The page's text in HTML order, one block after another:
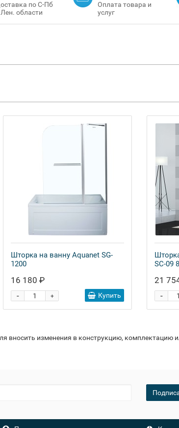
по С-Пб
области
Оплата товара и
услуг
Шторка на ванну Aquanet SG-
1200
16 180 ₽
+
- Купить
SC-09
21
-
вносить изменения в конструкцию, комплектацию